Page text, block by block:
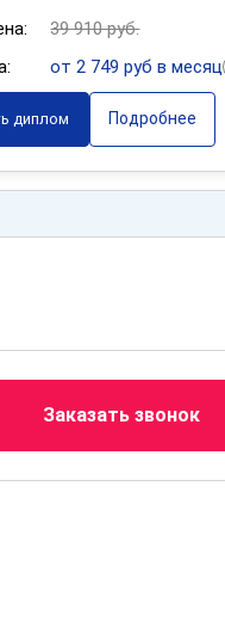
39 910 руб.
от 2 749 руб в месяц
диплом Подробнее
Заказать звонок